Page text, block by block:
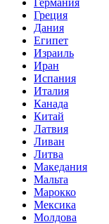
Германия
Греция
Дания
Египет
Израиль
Иран
Испания
Италия
Канада
Китай
Латвия
Ливан
Литва
Македания
Мальта
Марокко
Мексика
Молдова